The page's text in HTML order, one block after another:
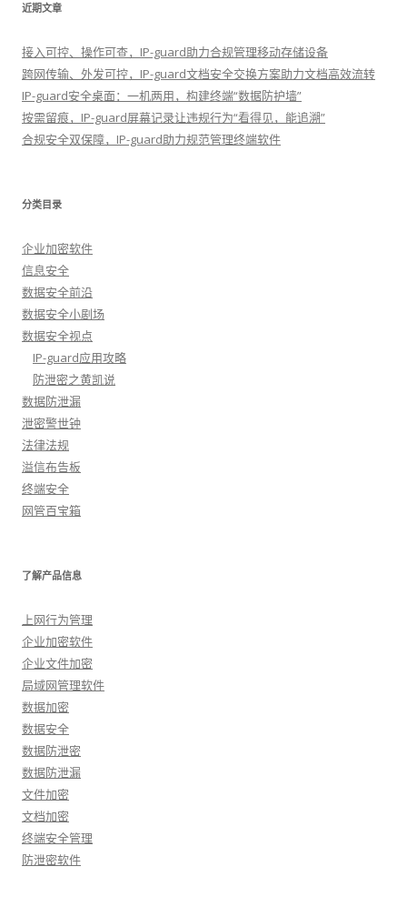
近期文章
接入可控、操作可查，IP-guard助力合规管理移动存储设备
跨网传输、外发可控，IP-guard文档安全交换方案助力文档高效流转
IP-guard安全桌面：一机两用，构建终端“数据防护墙”
按需留痕，IP-guard屏幕记录让违规行为“看得见，能追溯”
合规安全双保障，IP-guard助力规范管理终端软件
分类目录
企业加密软件
信息安全
数据安全前沿
数据安全小剧场
数据安全视点
IP-guard应用攻略
防泄密之黄凯说
数据防泄漏
泄密警世钟
法律法规
溢信布告板
终端安全
网管百宝箱
了解产品信息
上网行为管理
企业加密软件
企业文件加密
局域网管理软件
数据加密
数据安全
数据防泄密
数据防泄漏
文件加密
文档加密
终端安全管理
防泄密软件